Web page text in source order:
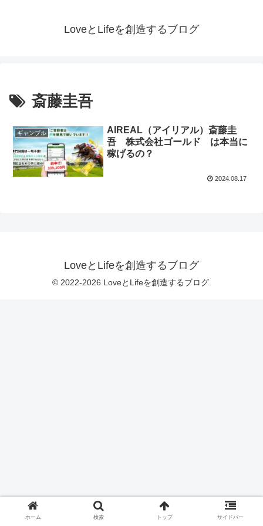
LoveとLifeを創造するブログ
斎藤圭吾
ギャンブル
AIREAL（アイリアル）斎藤圭
吾 株式会社ゴールド は本当に
稼げるの？
2024.08.17
LoveとLifeを創造するブログ
© 2022-2026 LoveとLifeを創造するブログ.
ホーム 検索 トップ サイドバー